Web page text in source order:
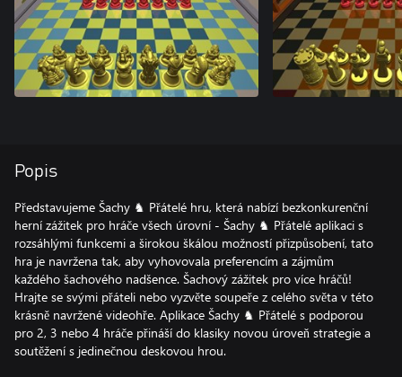
Popis
Představujeme Šachy ♞ Přátelé hru, která nabízí bezkonkurenční
herní zážitek pro hráče všech úrovní - Šachy ♞ Přátelé aplikaci s
rozsáhlými funkcemi a širokou škálou možností přizpůsobení, tato
hra je navržena tak, aby vyhovovala preferencím a zájmům
každého šachového nadšence. Šachový zážitek pro více hráčů!
Hrajte se svými přáteli nebo vyzvěte soupeře z celého světa v této
krásně navržené videohře. Aplikace Šachy ♞ Přátelé s podporou
pro 2, 3 nebo 4 hráče přináší do klasiky novou úroveň strategie a
soutěžení s jedinečnou deskovou hrou.